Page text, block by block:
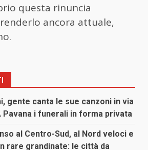
questa rinuncia
ancora attuale,
gente canta le sue canzoni in via
Pavana i funerali in forma privata
al Centro-Sud, al Nord veloci e
rare grandinate: le città da